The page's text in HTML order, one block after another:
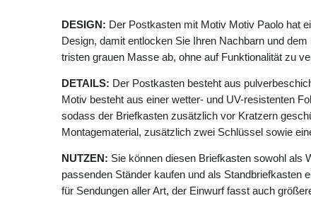
DESIGN: Der Postkasten mit Motiv Motiv Paolo hat
Design, damit entlocken Sie Ihren Nachbarn und
tristen grauen Masse ab, ohne auf Funktionalität zu
DETAILS: Der Postkasten besteht aus
Motiv besteht aus einer wetter- und UV-resistenten
sodass der Briefkasten zusätzlich vor Kratzern
Montagematerial, zusätzlich zwei Schlüssel sowie
NUTZEN: Sie können diesen Briefkasten sowohl als
passenden Ständer kaufen und als Standbriefkasten
für Sendungen aller Art, der Einwurf fasst auch